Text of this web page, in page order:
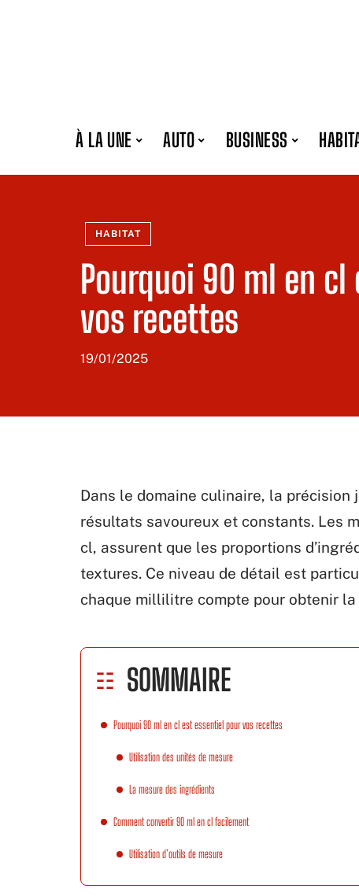
À LA UNE AUTO BUSINESS
HABITAT
Pourquoi 90 ml en
vos recettes
19/01/2025
Dans le domaine culinaire, la
résultats savoureux et constants. Les
cl, assurent que les proportions
textures. Ce niveau de détail est
chaque millilitre compte pour obtenir
SOMMAIRE
Pourquoi 90 ml en cl est essentiel pour vos recettes
Utilisation des unités de mesure
La mesure des ingrédients
Comment convertir 90 ml en cl facilement
Utilisation d’outils de mesure